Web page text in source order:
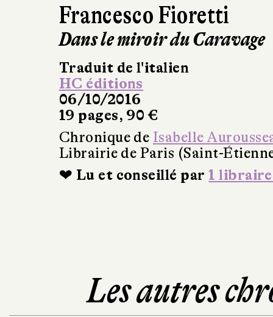
Francesco Fioretti
Dans le miroir du Caravage
Traduit de l'italien
HC éditions
06/10/2016
19 pages, 90 €
Chronique de Isabelle
Librairie de Paris (Saint-
❤ Lu et conseillé par 1
Les autres